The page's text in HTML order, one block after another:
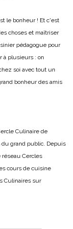
le bonheur ! Et c'est
choses et maîtriser
pédagogue pour
à plusieurs : on
soi avec tout un
bonheur des amis
Culinaire de
du grand public. Depuis
réseau Cercles
cours de cuisine
Culinaires sur